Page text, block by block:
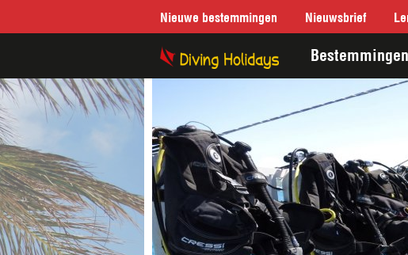
Nieuwe bestemmingen Nieuwsbrief
Bestemmingen